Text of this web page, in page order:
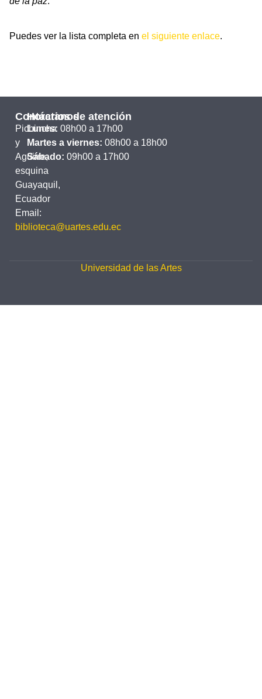
Puedes ver la lista completa en el siguiente enlace.
Contáctanos
Pichincha
y
Aguirre,
esquina
Guayaquil,
Ecuador
Email:
biblioteca@uartes.edu.ec
Horarios de atención
Lunes: 08h00 a 17h00
Martes a viernes: 08h00 a 18h00
Sábado: 09h00 a 17h00
Universidad de las Artes